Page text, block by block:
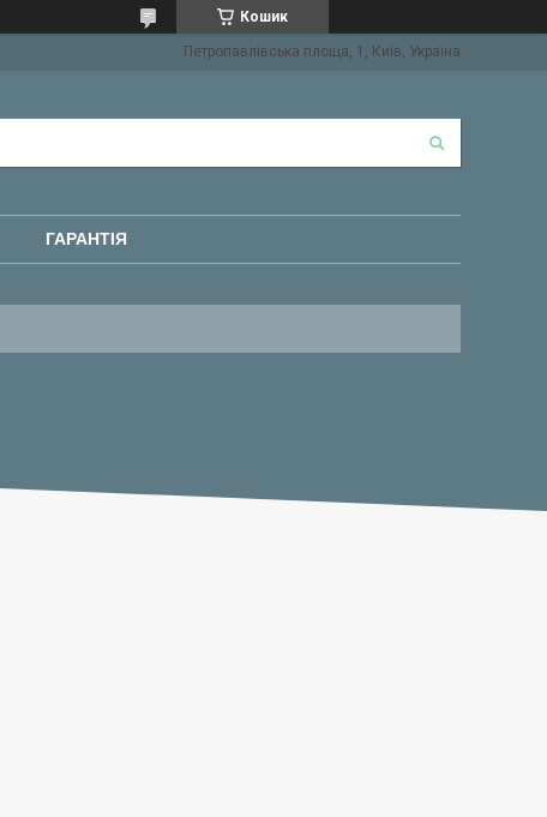
Кошик
Петропавлівська площа, 1, Київ, Україна
ГАРАНТІЯ